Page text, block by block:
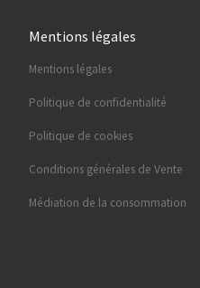
Mentions légales
Mentions légales
Politique de confidentialité
Politique de cookies
Conditions générales de Vente
Médiation de la consommation